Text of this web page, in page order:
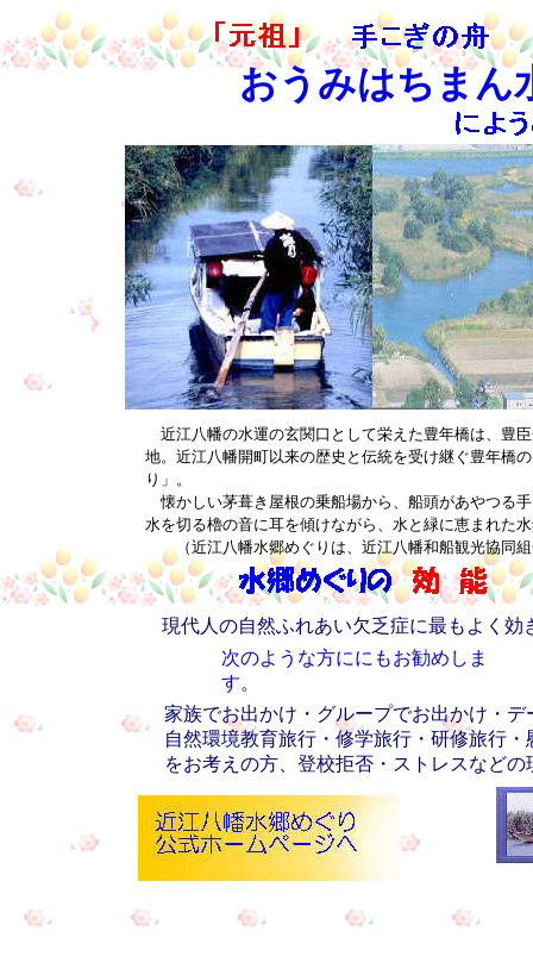
おうみはちまん
近江八幡の水運の玄関口として栄えた豊年橋は、豊
地。近江八幡開町以来の歴史と伝統を受け継ぐ豊年
り」。
懐かしい茅葺き屋根の乗船場から、船頭があやつる
水を切る櫓の音に耳を傾けながら、水と緑に恵まれた
（近江八幡水郷めぐりは、近江八幡和船観光協同組
現代人の自然ふれあい欠乏症に最もよく効
次のような方ににもお勧めしま
す。
家族でお出かけ・グループでお出かけ・デ
自然環境教育旅行・修学旅行・研修旅行・
をお考えの方、登校拒否・ストレスなどの